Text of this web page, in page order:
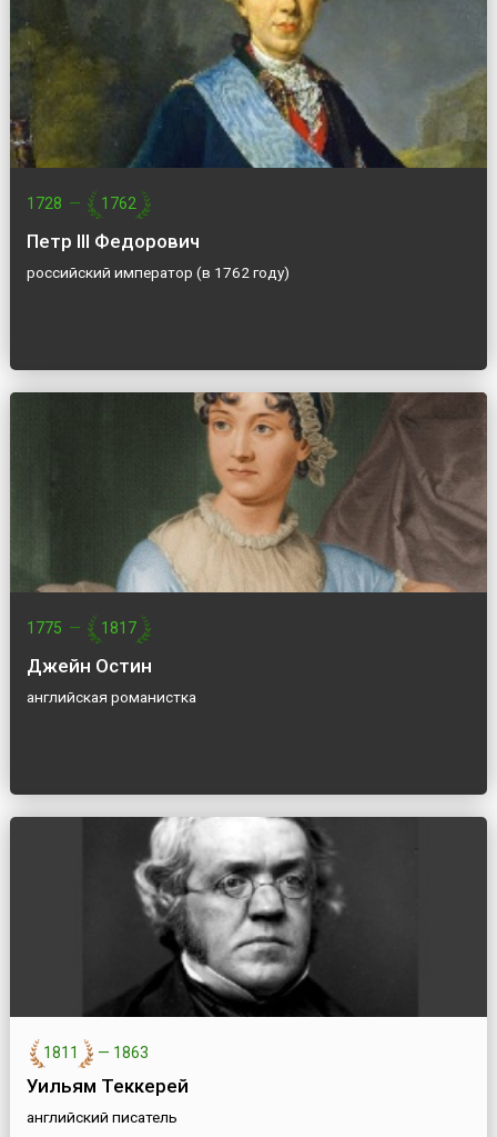
1728 — 1762
Петр III Федорович
российский император (в 1762 году)
1775 — 1817
Джейн Остин
английская романистка
1811 — 1863
Уильям Теккерей
английский писатель